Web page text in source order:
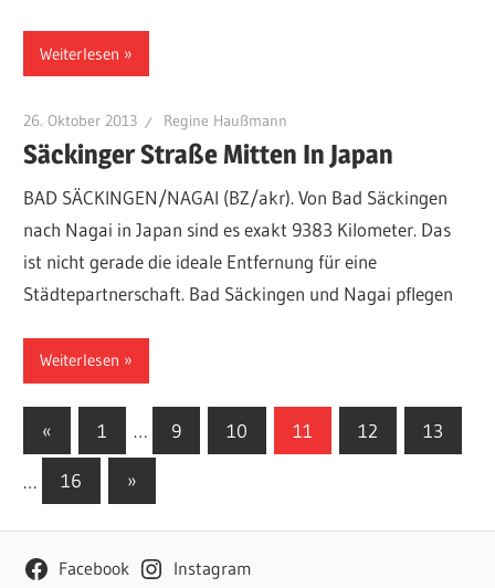
Weiterlesen
26. Oktober 2013 Regine Haußmann
Säckinger Straße Mitten In Japan
BAD SÄCKINGEN/NAGAI (BZ/akr). Von Bad Säckingen
nach Nagai in Japan sind es exakt 9383 Kilometer. Das
ist nicht gerade die ideale Entfernung für eine
Städtepartnerschaft. Bad Säckingen und Nagai pflegen
Weiterlesen
Seitennummerierung
der
Beiträge
« Vorherige
Beiträge
1 … 9 10 11 12 13
… 16
Nächste
Beiträge
»
Facebook Instagram